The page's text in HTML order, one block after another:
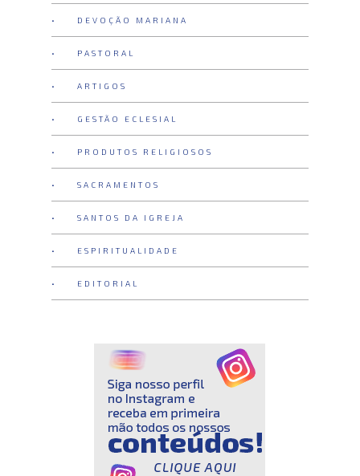
• DEVOÇÃO MARIANA
• PASTORAL
• ARTIGOS
• GESTÃO ECLESIAL
• PRODUTOS RELIGIOSOS
• SACRAMENTOS
• SANTOS DA IGREJA
• ESPIRITUALIDADE
• EDITORIAL